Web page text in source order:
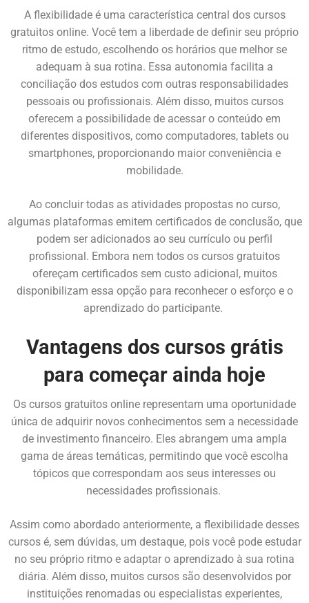
A flexibilidade é uma característica central dos cursos
gratuitos online. Você tem a liberdade de definir seu próprio
ritmo de estudo, escolhendo os horários que melhor se
adequam à sua rotina. Essa autonomia facilita a
conciliação dos estudos com outras responsabilidades
pessoais ou profissionais. Além disso, muitos cursos
oferecem a possibilidade de acessar o conteúdo em
diferentes dispositivos, como computadores, tablets ou
smartphones, proporcionando maior conveniência e
mobilidade.
Ao concluir todas as atividades propostas no curso,
algumas plataformas emitem certificados de conclusão, que
podem ser adicionados ao seu currículo ou perfil
profissional. Embora nem todos os cursos gratuitos
ofereçam certificados sem custo adicional, muitos
disponibilizam essa opção para reconhecer o esforço e o
aprendizado do participante.
Vantagens dos cursos grátis
para começar ainda hoje
Os cursos gratuitos online representam uma oportunidade
única de adquirir novos conhecimentos sem a necessidade
de investimento financeiro. Eles abrangem uma ampla
gama de áreas temáticas, permitindo que você escolha
tópicos que correspondam aos seus interesses ou
necessidades profissionais.
Assim como abordado anteriormente, a flexibilidade desses
cursos é, sem dúvidas, um destaque, pois você pode estudar
no seu próprio ritmo e adaptar o aprendizado à sua rotina
diária. Além disso, muitos cursos são desenvolvidos por
instituições renomadas ou especialistas experientes,